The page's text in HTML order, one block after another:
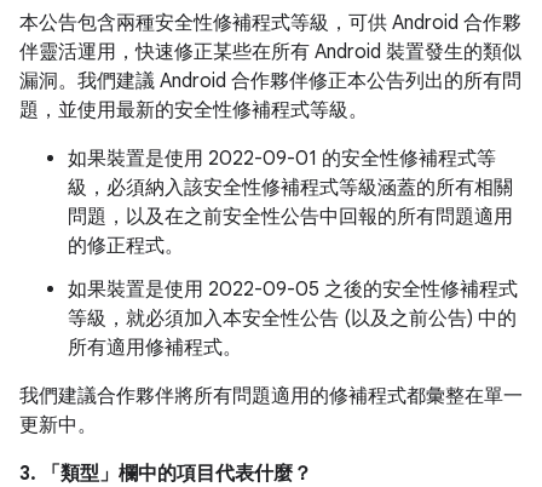
本公告包含兩種安全性修補程式等級，可供 Android 合作夥
伴靈活運用，快速修正某些在所有 Android 裝置發生的類似
漏洞。我們建議 Android 合作夥伴修正本公告列出的所有問
題，並使用最新的安全性修補程式等級。
如果裝置是使用 2022-09-01 的安全性修補程式等
級，必須納入該安全性修補程式等級涵蓋的所有相關
問題，以及在之前安全性公告中回報的所有問題適用
的修正程式。
如果裝置是使用 2022-09-05 之後的安全性修補程式
等級，就必須加入本安全性公告 (以及之前公告) 中的
所有適用修補程式。
我們建議合作夥伴將所有問題適用的修補程式都彙整在單一
更新中。
3. 「類型」 欄中的項目代表什麼？